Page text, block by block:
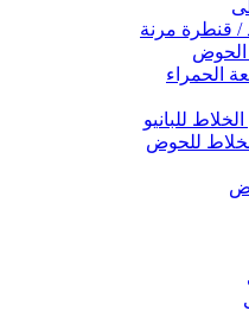
قنطرة مرنة
الحمراء
للبانيو
للحوض